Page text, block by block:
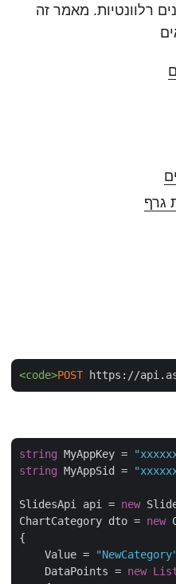
רלוונטיות. מאמר זה
<code>POST https://
string MyAppKey =
string MyAppSid =
SlidesApi api = new
ChartCategory dto = new
    Value =
    DataPoints =
new